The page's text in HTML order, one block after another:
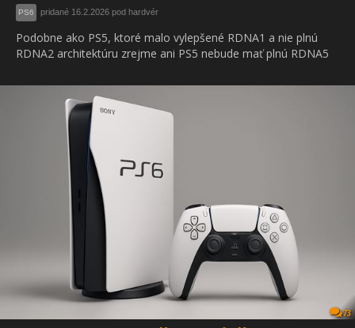
PS6 pridané 16.2.2026 pod hardvér
Podobne ako PS5, ktoré malo vylepšené RDNA1 a nie plnú
RDNA2 architektúru zrejme ani PS5 nebude mať plnú RDNA5
73